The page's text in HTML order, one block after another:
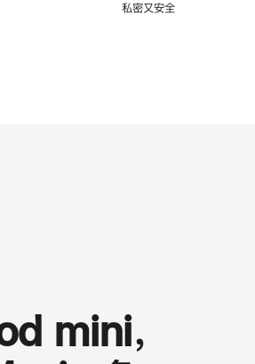
私密又安全
mini，